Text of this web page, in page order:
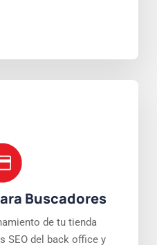
Buscadores
de tu tienda
SEO del back office y